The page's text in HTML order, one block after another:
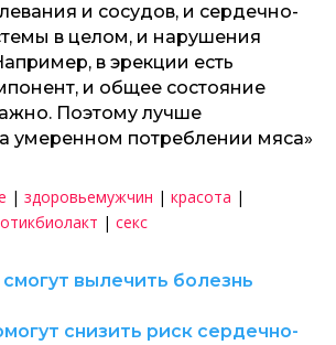
и сосудов, и сердечно-
в целом, и нарушения
в эрекции есть
и общее состояние
Поэтому лучше
умеренном потреблении мяса»
|здоровьемужчин |красота |
|секс
вылечить болезнь
снизить риск сердечно-